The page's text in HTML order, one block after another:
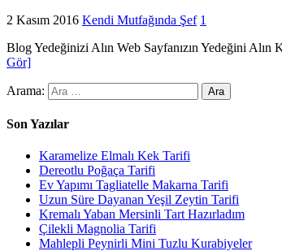
2 Kasım 2016 Kendi Mutfağında Şef 1
Blog Yedeğinizi Alın Web Sayfanızın Yedeğini
Gör]
Arama:
Son Yazılar
Karamelize Elmalı Kek Tarifi
Dereotlu Poğaça Tarifi
Ev Yapımı Tagliatelle Makarna Tarifi
Uzun Süre Dayanan Yeşil Zeytin Tarifi
Kremalı Yaban Mersinli Tart Hazırladım
Çilekli Magnolia Tarifi
Mahlepli Peynirli Mini Tuzlu Kurabiyeler